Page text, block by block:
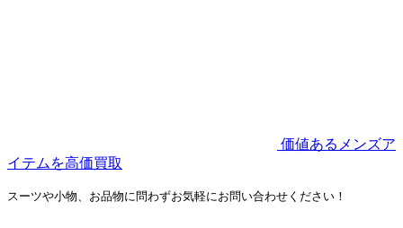
価値あるメンズア
イテムを高価買取
スーツや小物、お品物に問わずお気軽にお問い合わせください！